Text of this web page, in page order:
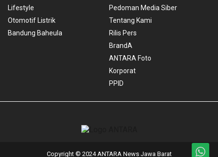
Lifestyle
Otomotif Listrik
Bandung Baheula
Pedoman Media Siber
Tentang Kami
Rilis Pers
BrandA
ANTARA Foto
Korporat
PPID
Copyright © 2024 ANTARA News Jawa Barat